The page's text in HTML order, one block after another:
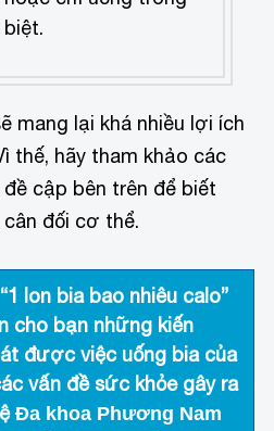
mang lại khá nhiều lợi ích
thế, hãy tham khảo các
cập bên trên để biết
đối cơ thể.
1 lon bia bao nhiêu calo”
cho bạn những kiến
được việc uống bia của
vấn đề sức khỏe gây ra
Đa khoa Phương Nam